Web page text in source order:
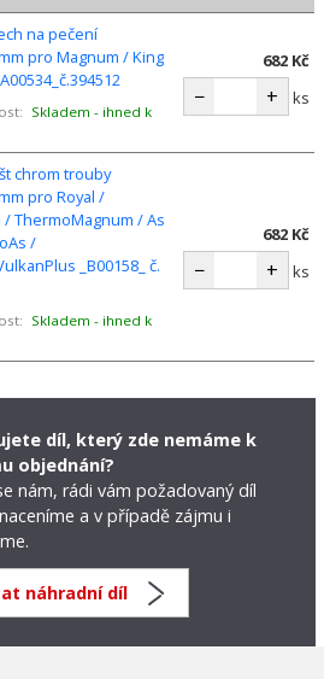
na pečení
pro Magnum / King
Skladem - ihned k
682 Kč
− + ks
chrom trouby
pro Royal /
/ ThermoMagnum / As
/
_B00158_ č.
Skladem - ihned k
682 Kč
− + ks
díl, který zde nemáme k
objednání?
nám, rádi vám požadovaný díl
a v případě zájmu i
náhradní díl